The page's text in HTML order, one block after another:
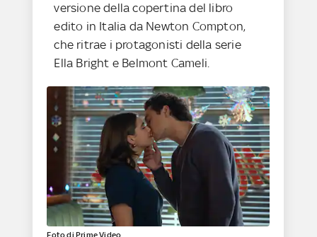
versione della copertina del libro
edito in Italia da Newton Compton,
che ritrae i protagonisti della serie
Ella Bright e Belmont Cameli.
Foto di Prime Video